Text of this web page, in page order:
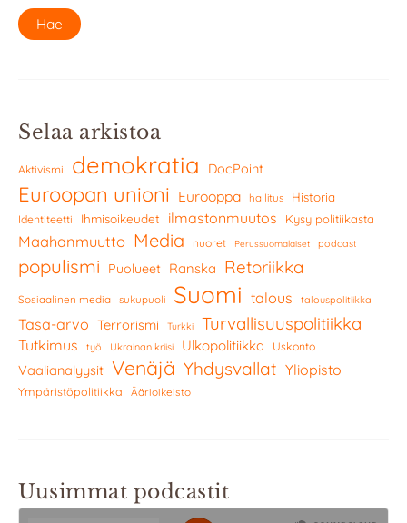
Selaa arkistoa
Aktivismi demokratia DocPoint
Euroopan unioni Eurooppa hallitus Historia
Identiteetti Ihmisoikeudet ilmastonmuutos Kysy politiikasta
Maahanmuutto Media nuoret Perussuomalaiset podcast
populismi Puolueet Ranska Retoriikka
Sosiaalinen media sukupuoli Suomi talous talouspolitiikka
Tasa-arvo Terrorismi Turkki Turvallisuuspolitiikka
Tutkimus työ Ukrainan kriisi Ulkopolitiikka Uskonto
Vaalianalyysit Venäjä Yhdysvallat Yliopisto
Ympäristöpolitiikka Äärioikeisto
Uusimmat podcastit